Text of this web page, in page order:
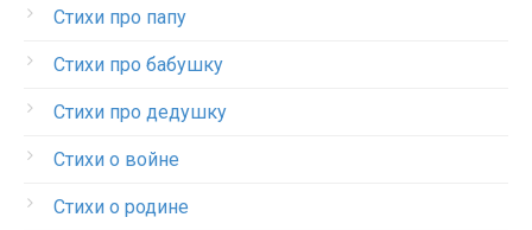
Стихи про папу
Стихи про бабушку
Стихи про дедушку
Стихи о войне
Стихи о родине